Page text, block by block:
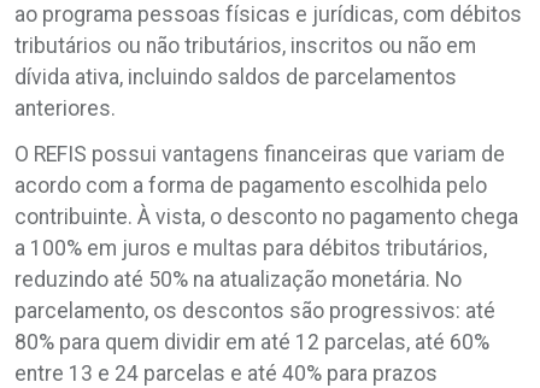
ao programa pessoas físicas e jurídicas, com débitos
tributários ou não tributários, inscritos ou não em
dívida ativa, incluindo saldos de parcelamentos
anteriores.
O REFIS possui vantagens financeiras que variam de
acordo com a forma de pagamento escolhida pelo
contribuinte. À vista, o desconto no pagamento chega
a 100% em juros e multas para débitos tributários,
reduzindo até 50% na atualização monetária. No
parcelamento, os descontos são progressivos: até
80% para quem dividir em até 12 parcelas, até 60%
entre 13 e 24 parcelas e até 40% para prazos